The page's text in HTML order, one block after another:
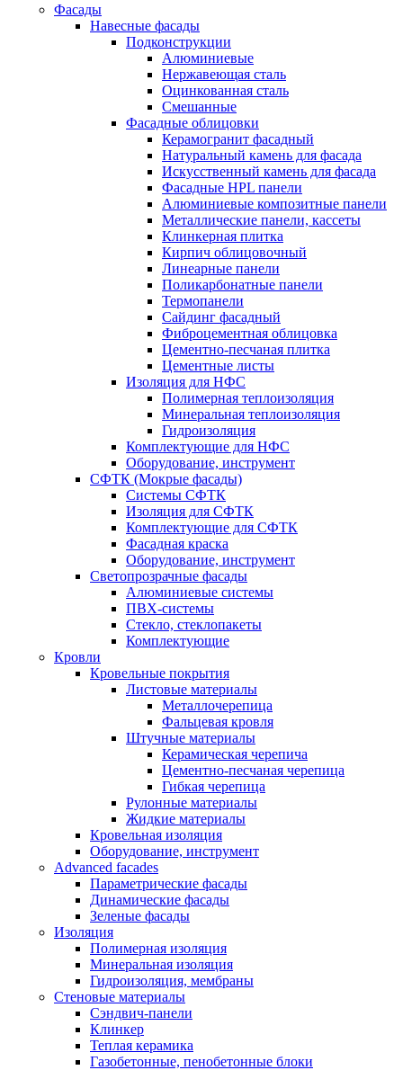
Фасады
Навесные фасады
Подконструкции
Алюминиевые
Нержавеющая сталь
Оцинкованная сталь
Смешанные
Фасадные облицовки
Керамогранит фасадный
Натуральный камень для фасада
Искусственный камень для фасада
Фасадные HPL панели
Алюминиевые композитные панели
Металлические панели, кассеты
Клинкерная плитка
Кирпич облицовочный
Линеарные панели
Поликарбонатные панели
Термопанели
Сайдинг фасадный
Фиброцементная облицовка
Цементно-песчаная плитка
Цементные листы
Изоляция для НФС
Полимерная теплоизоляция
Минеральная теплоизоляция
Гидроизоляция
Комплектующие для НФС
Оборудование, инструмент
СФТК (Мокрые фасады)
Системы СФТК
Изоляция для СФТК
Комплектующие для СФТК
Фасадная краска
Оборудование, инструмент
Светопрозрачные фасады
Алюминиевые системы
ПВХ-системы
Стекло, стеклопакеты
Комплектующие
Кровли
Кровельные покрытия
Листовые материалы
Металлочерепица
Фальцевая кровля
Штучные материалы
Керамическая черепича
Цементно-песчаная черепица
Гибкая черепица
Рулонные материалы
Жидкие материалы
Кровельная изоляция
Оборудование, инструмент
Advanced facades
Параметрические фасады
Динамические фасады
Зеленые фасады
Изоляция
Полимерная изоляция
Минеральная изоляция
Гидроизоляция, мембраны
Стеновые материалы
Сэндвич-панели
Клинкер
Теплая керамика
Газобетонные, пенобетонные блоки